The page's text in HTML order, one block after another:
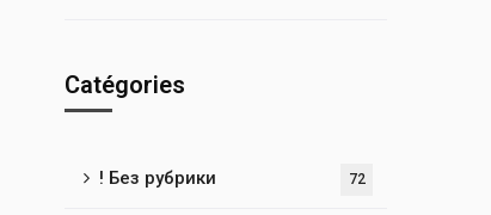
Catégories
! Без рубрики 72